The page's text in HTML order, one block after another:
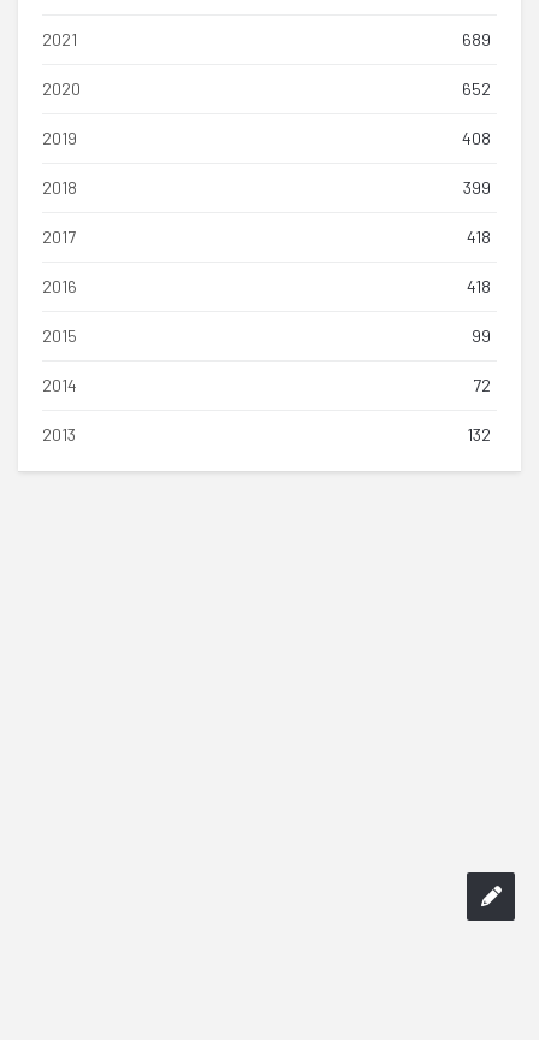
2021 689
2020 652
2019 408
2018 399
2017 418
2016 418
2015 99
2014 72
2013 132